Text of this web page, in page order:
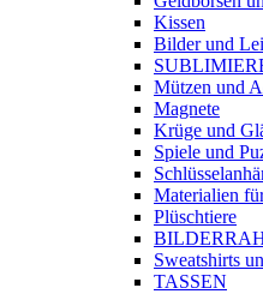
Kissen
Bilder und
Mützen und
Magnete
Krüge und
Spiele und
Materialien
Plüschtiere
Sweatshirts
TASSEN